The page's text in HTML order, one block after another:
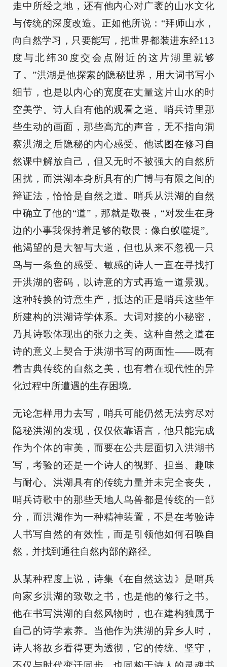
走中所经之地，还有他内心对广袤的山水文化
与传统的深度改造。正如他所说：“拜师山水，
向自然学习，只要能写，把世界都装进东经113
度与北纬30度交会点附近的这片湖里就够
了。”洪湖是他探索的隐秘世界，用大词书写小
细节，也是以内心的宽度在丈量这片山水的时
空美学。诗人自有他的观看之道。哨兵诗里那
些生动的画面，那些高亢的声音，无不指向洞
察洪湖之后隐秘的内心感受。他试图在修习自
然课中解放自己，但又无时不被强大的自然所
困扰，而洪湖本身所具有的广博与有限之间的
辩证法，恰恰是自然之道。哨兵从洪湖的自然
中确立了他的“道”，那就是敬畏，“对发生在身
边的小事我保持着足够的敬畏：像白蚁噬堤”。
他渴望的是大智与大道，但也从来不忽视一只
鸟与一条鱼的感受。敏感的诗人一直在寻找打
开洪湖的密码，以诗意的方式再造一道景观。
这种转换的诗意生产，抵达的正是哨兵这些年
所建构的洪湖诗学体系。大词对接的小秘密，
乃其诗歌体现出的张力之美。这种自然之道在
诗的意义上契合于洪湖书写的两面性——既有
着古典传统的自然之美，也有着在现代性的异
化过程中所遭遇的生存困境。
无论怎样用力去写，哨兵可能仍然无法穷尽对
隐秘洪湖的发现，仅仅依靠语言，他只能完成
作为个体的审美，而要在公共层面切入洪湖书
写，考验的还是一个诗人的视野、担当、趣味
与耐心。洪湖具有的传统力量并未完全丧失，
哨兵诗歌中的那些天地人鸟兽都是传统的一部
分，而洪湖作为一种精神装置，不是在考验诗
人书写自然的有效性，而是引领他如何召唤自
然，并找到通往自然内部的路径。
从某种程度上说，诗集《在自然这边》是哨兵
向家乡洪湖的致敬之书，也是他的修行之书。
他在书写洪湖的自然风物时，也在建构独属于
自己的诗学素养。当他作为洪湖的异乡人时，
诗人将故乡看得更为透彻，它的传统、坚守，